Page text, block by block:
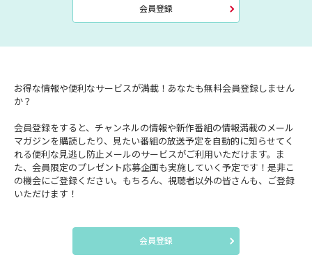
会員登録
お得な情報や便利なサービスが満載！あなたも無料会員登録しません
か？
会員登録をすると、チャンネルの情報や新作番組の情報満載のメール
マガジンを購読したり、見たい番組の放送予定を自動的に知らせてく
れる便利な見逃し防止メールのサービスがご利用いただけます。ま
た、会員限定のプレゼント応募企画も実施していく予定です！是非こ
の機会にご登録ください。もちろん、視聴者以外の皆さんも、ご登録
いただけます！
会員登録